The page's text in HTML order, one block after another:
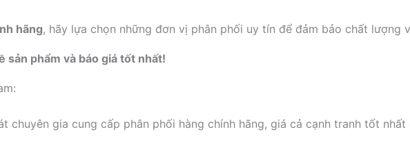
hãng, hãy lựa chọn những đơn vị phân phối uy tín để đảm bảo chất lượng
sản phẩm và báo giá tốt nhất!
chuyên gia cung cấp phân phối hàng chính hãng, giá cả cạnh tranh tốt